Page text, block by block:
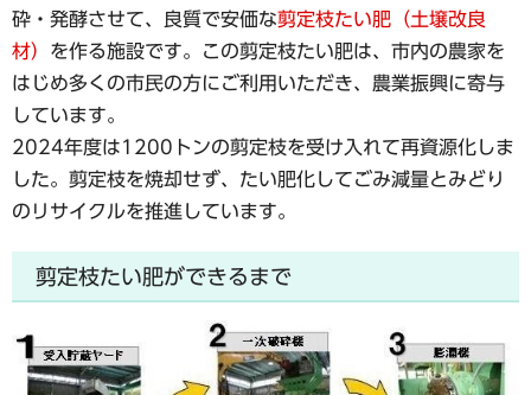
砕・発酵させて、良質で安価な剪定枝たい肥（土壌改良
材） を作る施設です。この剪定枝たい肥は、市内の農家を
はじめ多くの市民の方にご利用いただき、農業振興に寄与
しています。
2024年度は1200トンの剪定枝を受け入れて再資源化しま
した。剪定枝を焼却せず、たい肥化してごみ減量とみどり
のリサイクルを推進しています。
剪定枝たい肥ができるまで